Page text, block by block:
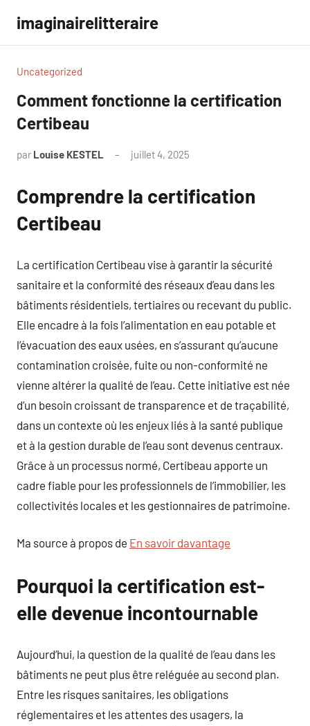
contenu
imaginairelitteraire
Uncategorized
Comment fonctionne la certification
Certibeau
par Louise KESTEL juillet 4, 2025
Comprendre la certification
Certibeau
La certification Certibeau vise à garantir la sécurité
sanitaire et la conformité des réseaux d’eau dans les
bâtiments résidentiels, tertiaires ou recevant du public.
Elle encadre à la fois l’alimentation en eau potable et
l’évacuation des eaux usées, en s’assurant qu’aucune
contamination croisée, fuite ou non-conformité ne
vienne altérer la qualité de l’eau. Cette initiative est née
d’un besoin croissant de transparence et de traçabilité,
dans un contexte où les enjeux liés à la santé publique
et à la gestion durable de l’eau sont devenus centraux.
Grâce à un processus normé, Certibeau apporte un
cadre fiable pour les professionnels de l’immobilier, les
collectivités locales et les gestionnaires de patrimoine.
Ma source à propos de En savoir davantage
Pourquoi la certification est-
elle devenue incontournable
Aujourd’hui, la question de la qualité de l’eau dans les
bâtiments ne peut plus être reléguée au second plan.
Entre les risques sanitaires, les obligations
réglementaires et les attentes des usagers, la